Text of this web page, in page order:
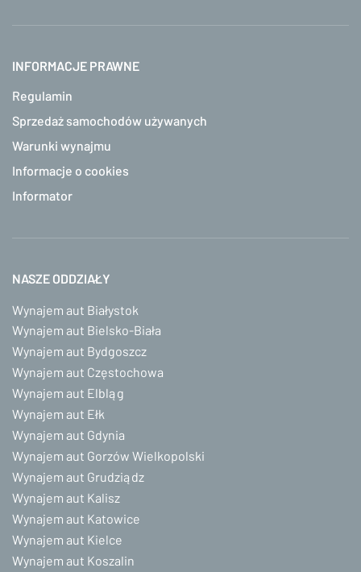
INFORMACJE PRAWNE
Regulamin
Sprzedaż samochodów używanych
Warunki wynajmu
Informacje o cookies
Informator
NASZE ODDZIAŁY
Wynajem aut Białystok
Wynajem aut Bielsko-Biała
Wynajem aut Bydgoszcz
Wynajem aut Częstochowa
Wynajem aut Elbląg
Wynajem aut Ełk
Wynajem aut Gdynia
Wynajem aut Gorzów Wielkopolski
Wynajem aut Grudziądz
Wynajem aut Kalisz
Wynajem aut Katowice
Wynajem aut Kielce
Wynajem aut Koszalin